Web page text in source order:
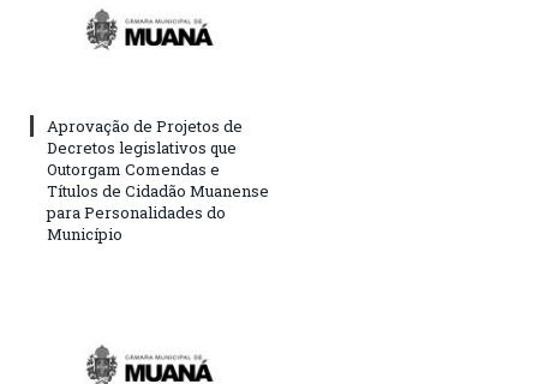
Aprovação de Projetos de
Decretos legislativos que
Outorgam Comendas e
Títulos de Cidadão Muanense
para Personalidades do
Município